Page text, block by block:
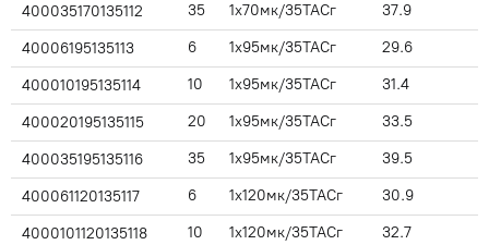
400035170135112 35 1x70мк/35ТАСг 37.9
40006195135113 6 1x95мк/35ТАСг 29.6
400010195135114 10 1x95мк/35ТАСг 31.4
400020195135115 20 1x95мк/35ТАСг 33.5
400035195135116 35 1x95мк/35ТАСг 39.5
400061120135117 6 1x120мк/35ТАСг 30.9
4000101120135118 10 1x120мк/35ТАСг 32.7